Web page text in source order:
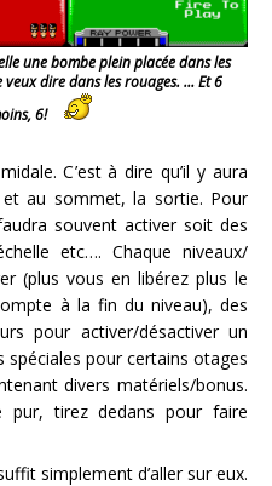
une bombe plein placée dans les
veux dire dans les rouages. … Et 6
6!
C’est à dire qu’il y aura
au sommet, la sortie. Pour
souvent activer soit des
etc…. Chaque niveaux/
(plus vous en libérez plus le
à la fin du niveau), des
pour activer/désactiver un
pour certains otages
divers matériels/bonus.
pur, tirez dedans pour faire
simplement d’aller sur eux.